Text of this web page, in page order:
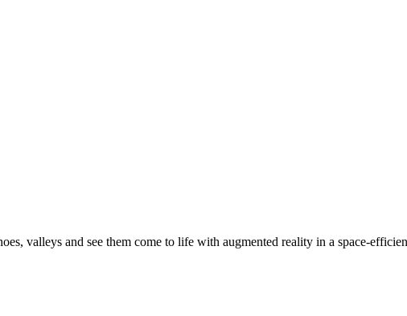
valleys and see them come to life with augmented reality in a space-